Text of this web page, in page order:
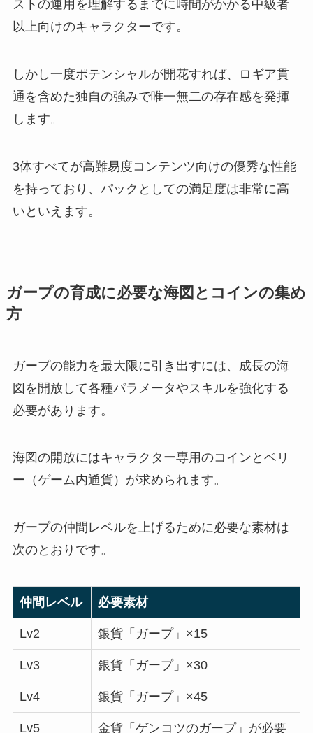
ストの運用を理解するまでに時間がかかる中級者
以上向けのキャラクターです。
しかし一度ポテンシャルが開花すれば、ロギア貫
通を含めた独自の強みで唯一無二の存在感を発揮
します。
3体すべてが高難易度コンテンツ向けの優秀な性能
を持っており、パックとしての満足度は非常に高
いといえます。
ガープの育成に必要な海図とコインの集め
方
ガープの能力を最大限に引き出すには、成長の海
図を開放して各種パラメータやスキルを強化する
必要があります。
海図の開放にはキャラクター専用のコインとベリ
ー（ゲーム内通貨）が求められます。
ガープの仲間レベルを上げるために必要な素材は
次のとおりです。
仲間レベル 必要素材
Lv2 銀貨「ガープ」×15
Lv3 銀貨「ガープ」×30
Lv4 銀貨「ガープ」×45
Lv5 金貨「ゲンコツのガープ」が必要